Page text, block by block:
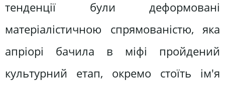
тенденції були деформовані
матеріалістичною спрямованістю, яка
апріорі бачила в міфі пройдений
культурний етап, окремо стоїть ім'я